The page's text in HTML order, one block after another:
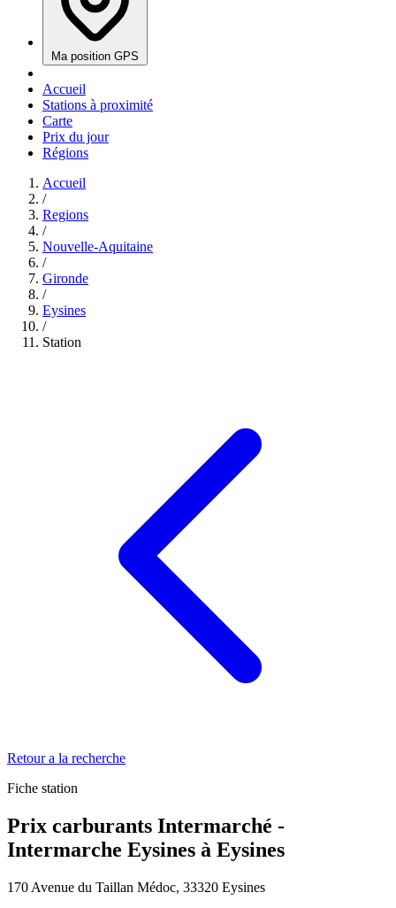
Ma position GPS
Accueil
Stations à proximité
Carte
Prix du jour
Régions
Accueil
/
Regions
/
Nouvelle-Aquitaine
/
Gironde
/
Eysines
/
Station
Retour a la recherche
Fiche station
Prix carburants Intermarché -
Intermarche Eysines à Eysines
170 Avenue du Taillan Médoc, 33320 Eysines